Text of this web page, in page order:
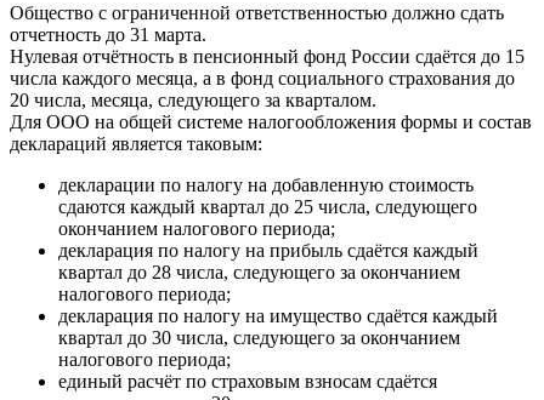
Общество с ограниченной ответственностью должно сдать
отчетность до 31 марта.
Нулевая отчётность в пенсионный фонд России сдаётся до 15
числа каждого месяца, а в фонд социального страхования до
20 числа, месяца, следующего за кварталом.
Для ООО на общей системе налогообложения формы и состав
деклараций является таковым:
декларации по налогу на добавленную стоимость
сдаются каждый квартал до 25 числа, следующего
окончанием налогового периода;
декларация по налогу на прибыль сдаётся каждый
квартал до 28 числа, следующего за окончанием
налогового периода;
декларация по налогу на имущество сдаётся каждый
квартал до 30 числа, следующего за окончанием
налогового периода;
единый расчёт по страховым взносам сдаётся